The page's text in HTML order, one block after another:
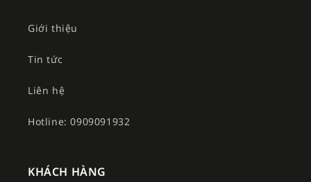
Giới thiệu
Tin tức
Liên hệ
Hotline: 0909091932
KHÁCH HÀNG